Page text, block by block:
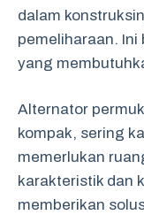
dalam
pemeliharaan. Ini
yang
Alternator
kompak, sering
memerlukan
karakteristik dan
memberikan